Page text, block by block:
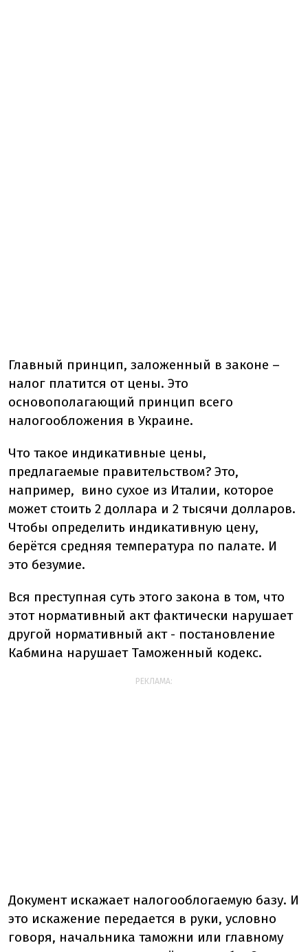
Главный принцип, заложенный в законе –
налог платится от цены. Это
основополагающий принцип всего
налогообложения в Украине.
Что такое индикативные цены,
предлагаемые правительством? Это,
например, вино сухое из Италии, которое
может стоить 2 доллара и 2 тысячи долларов.
Чтобы определить индикативную цену,
берётся средняя температура по палате. И
это безумие.
Вся преступная суть этого закона в том, что
этот нормативный акт фактически нарушает
другой нормативный акт - постановление
Кабмина нарушает Таможенный кодекс.
РЕКЛАМА:
Документ искажает налогооблогаемую базу. И
это искажение передается в руки, условно
говоря, начальника таможни или главному